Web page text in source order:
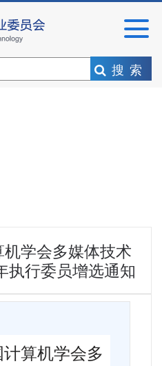
搜索
机学会多媒体技术
执行委员增选通知
计算机学会多